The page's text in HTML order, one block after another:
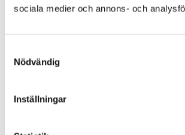
sociala medier och annons- och
Nödvändig
Inställningar